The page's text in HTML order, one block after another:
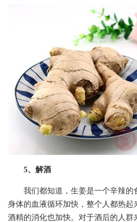
5、解酒
我们都知道，生姜是一个辛辣的
身体的血液循环加快，整个人都热起
酒精的消化也加快。对于酒后的人群